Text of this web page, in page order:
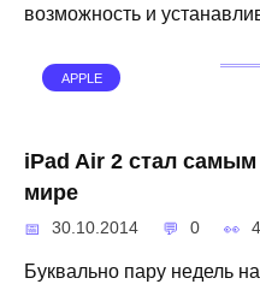
возможность и
APPLE
iPad Air 2 стал
мире
30.10.2014 0
Буквально пару недель